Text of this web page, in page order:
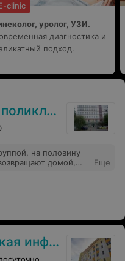
clinic
уролог, УЗИ.
диагностика и
подход.
на половину
домой,
бы попасть на
Но желаю Вам
эти люди! Всех
Еще
больница